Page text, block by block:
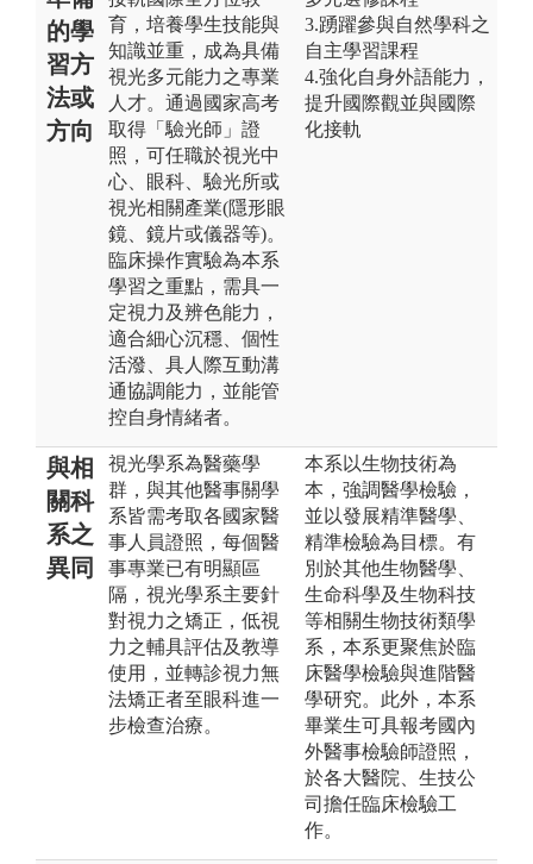
的學
習方
法或
方向
育，培養學生技能與
知識並重，成為具備
視光多元能力之專業
人才。通過國家高考
取得「驗光師」證
照，可任職於視光中
心、眼科、驗光所或
視光相關產業(隱形眼
鏡、鏡片或儀器等)。
臨床操作實驗為本系
學習之重點，需具一
定視力及辨色能力，
適合細心沉穩、個性
活潑、具人際互動溝
通協調能力，並能管
控自身情緒者。
3.踴躍參與自然學科之
自主學習課程
4.強化自身外語能力，
提升國際觀並與國際
化接軌
與相
關科
系之
異同
視光學系為醫藥學
群，與其他醫事關學
系皆需考取各國家醫
事人員證照，每個醫
事專業已有明顯區
隔，視光學系主要針
對視力之矯正，低視
力之輔具評估及教導
使用，並轉診視力無
法矯正者至眼科進一
步檢查治療。
本系以生物技術為
本，強調醫學檢驗，
並以發展精準醫學、
精準檢驗為目標。有
別於其他生物醫學、
生命科學及生物科技
等相關生物技術類學
系，本系更聚焦於臨
床醫學檢驗與進階醫
學研究。此外，本系
畢業生可具報考國內
外醫事檢驗師證照，
於各大醫院、生技公
司擔任臨床檢驗工
作。